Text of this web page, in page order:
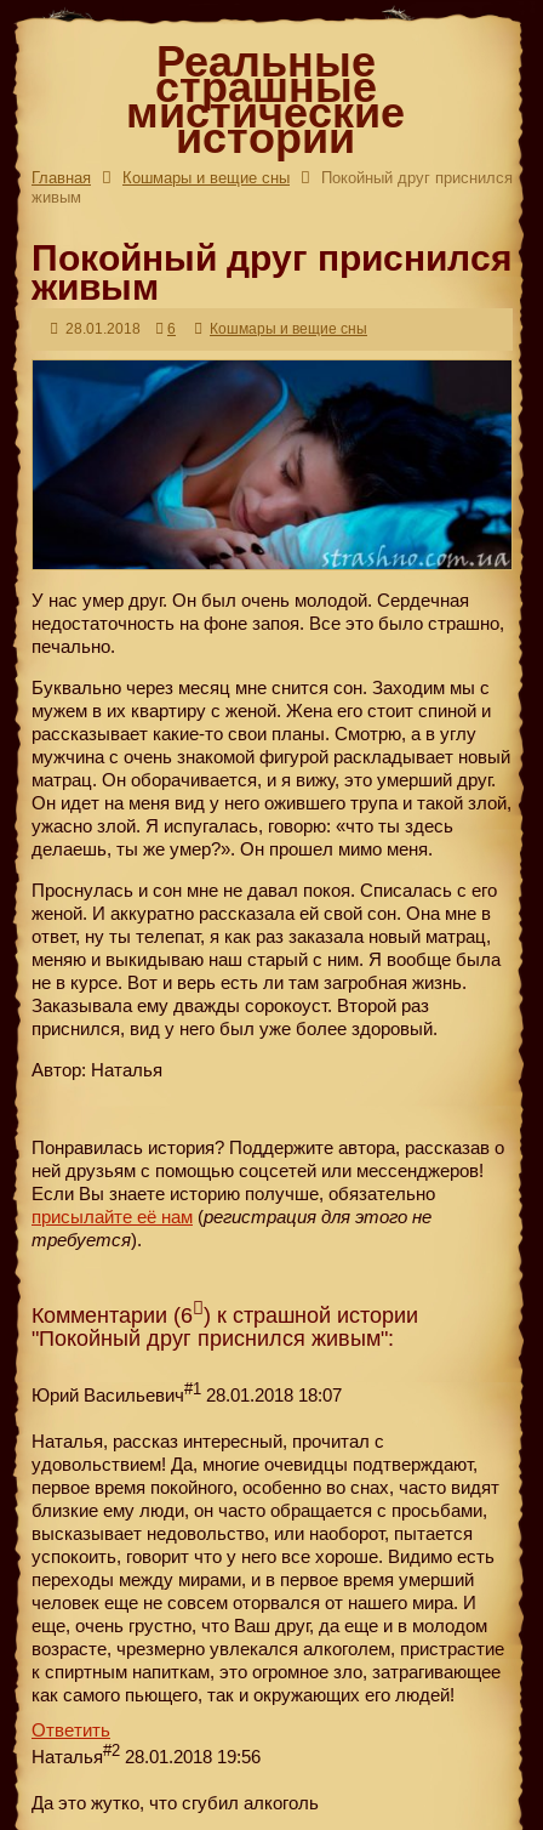
Реальные
страшные
мистические
истории
Главная Кошмары и вещие сны
Покойный друг приснился
живым
Покойный друг приснился
живым
28.01.2018 6 Кошмары и вещие сны
У нас умер друг. Он был очень молодой. Сердечная
недостаточность на фоне запоя. Все это было страшно,
печально.
Буквально через месяц мне снится сон. Заходим мы с
мужем в их квартиру с женой. Жена его стоит спиной и
рассказывает какие-то свои планы. Смотрю, а в углу
мужчина с очень знакомой фигурой раскладывает новый
матрац. Он оборачивается, и я вижу, это умерший друг.
Он идет на меня вид у него ожившего трупа и такой злой,
ужасно злой. Я испугалась, говорю: «что ты здесь
делаешь, ты же умер?». Он прошел мимо меня.
Проснулась и сон мне не давал покоя. Списалась с его
женой. И аккуратно рассказала ей свой сон. Она мне в
ответ, ну ты телепат, я как раз заказала новый матрац,
меняю и выкидываю наш старый с ним. Я вообще была
не в курсе. Вот и верь есть ли там загробная жизнь.
Заказывала ему дважды сорокоуст. Второй раз
приснился, вид у него был уже более здоровый.
Автор: Наталья
Понравилась история? Поддержите автора, рассказав о
ней друзьям с помощью соцсетей или мессенджеров!
Если Вы знаете историю получше, обязательно
присылайте её нам (регистрация для этого не
требуется).
Комментарии (6 ) к страшной истории
"Покойный друг приснился живым":
Юрий Васильевич#1 28.01.2018 18:07
Наталья, рассказ интересный, прочитал с
удовольствием! Да, многие очевидцы подтверждают,
первое время покойного, особенно во снах, часто видят
близкие ему люди, он часто обращается с просьбами,
высказывает недовольство, или наоборот, пытается
успокоить, говорит что у него все хороше. Видимо есть
переходы между мирами, и в первое время умерший
человек еще не совсем оторвался от нашего мира. И
еще, очень грустно, что Ваш друг, да еще и в молодом
возрасте, чрезмерно увлекался алкоголем, пристрастие
к спиртным напиткам, это огромное зло, затрагивающее
как самого пьющего, так и окружающих его людей!
Ответить
Наталья#2 28.01.2018 19:56
Да это жутко, что сгубил алкоголь